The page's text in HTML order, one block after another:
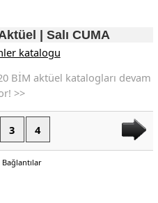
| Salı CUMA
BİM aktüel katalogları devam
>>
3 4